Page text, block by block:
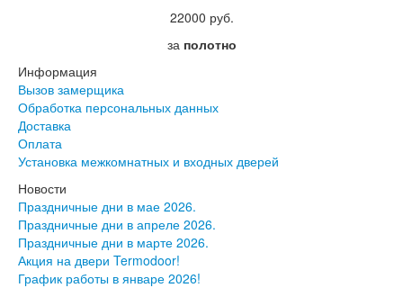
Интекрон Гектор
Интекрон Греция
Интекрон Колизей Белый
Интекрон Неаполь
Интекрон Профит
Интекрон Сицилия
Интекрон Спарта Белая
Интекрон Спарта Грей
Интекрон Термо
Интекрон Тетра
22000 руб.
за полотно
Информация
Вызов замерщика
Обработка персональных данных
Доставка
Оплата
Установка межкомнатных и входных дверей
Новости
Праздничные дни в мае 2026.
Праздничные дни в апреле 2026.
Праздничные дни в марте 2026.
Акция на двери Termodoor!
График работы в январе 2026!